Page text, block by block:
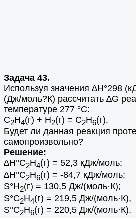
Задача 43.
Используя значения ∆Н°298
(Дж/моль?К) рассчитать ∆G
температуре 277 °С:
С2Н4(г) + Н2(г) = С2Н6(г).
Будет ли данная реакция
самопроизвольно?
Решение:
∆Н°С2Н4(г) = 52,3 кДж/моль;
∆Н°С2Н6(г) = -84,7 кДж/моль;
S°Н2(г) = 130,5 Дж/(моль·К);
S°С2Н4(г) = 219,5 Дж/(моль·К),
S°С2Н6(г) = 220,5 Дж/(моль·К).